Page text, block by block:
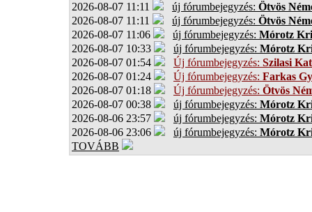
2026-08-07 11:11
új fórumbejegyzés: Ötvös
2026-08-07 11:11
új fórumbejegyzés: Ötvös
2026-08-07 11:06
új fórumbejegyzés: Mórotz
2026-08-07 10:33
új fórumbejegyzés: Mórotz
2026-08-07 01:54
Új fórumbejegyzés: Szilasi
2026-08-07 01:24
Új fórumbejegyzés: Farkas
2026-08-07 01:18
Új fórumbejegyzés: Ötvös
2026-08-07 00:38
új fórumbejegyzés: Mórotz
2026-08-06 23:57
új fórumbejegyzés: Mórotz
2026-08-06 23:06
új fórumbejegyzés: Mórotz
TOVÁBB